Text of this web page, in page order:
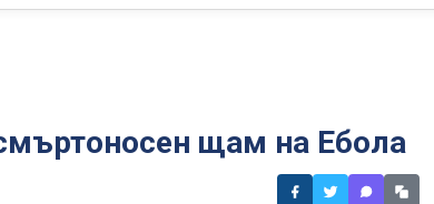
щам на Ебола